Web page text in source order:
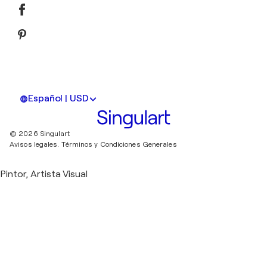
Español | USD
© 2026 Singulart
Avisos legales. Términos y Condiciones Generales
Pintor, Artista Visual